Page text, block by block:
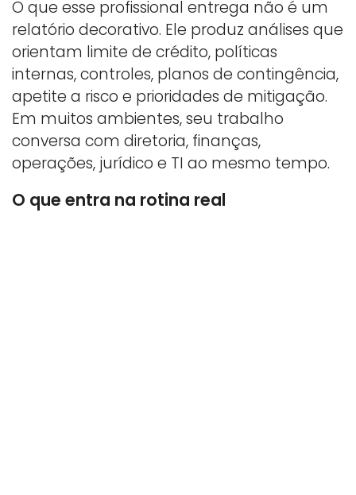
O que esse profissional entrega não é um
relatório decorativo. Ele produz análises que
orientam limite de crédito, políticas
internas, controles, planos de contingência,
apetite a risco e prioridades de mitigação.
Em muitos ambientes, seu trabalho
conversa com diretoria, finanças,
operações, jurídico e TI ao mesmo tempo.
O que entra na rotina real